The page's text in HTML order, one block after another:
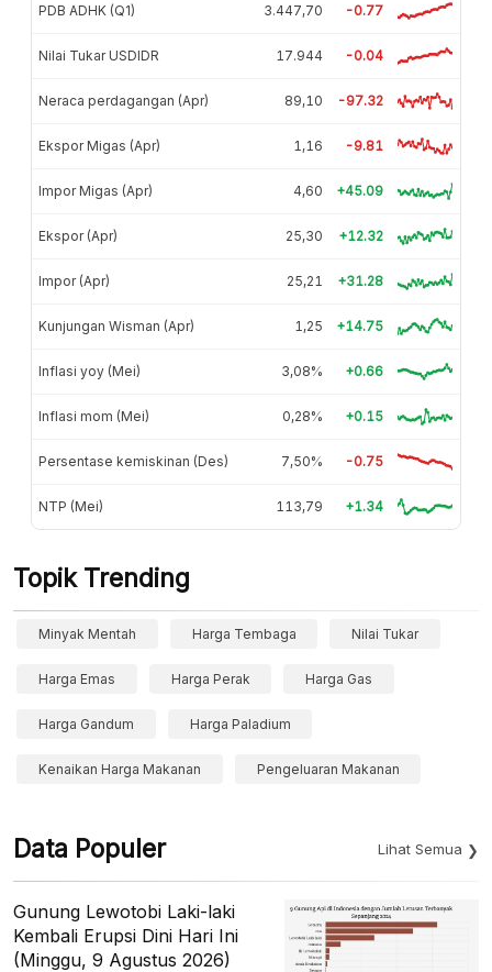
PDB ADHK (Q1) 3.447,70 -0.77
Nilai Tukar USDIDR 17.944 -0.04
Neraca perdagangan (Apr) 89,10 -97.32
Ekspor Migas (Apr) 1,16 -9.81
Impor Migas (Apr) 4,60 +45.09
Ekspor (Apr) 25,30 +12.32
Impor (Apr) 25,21 +31.28
Kunjungan Wisman (Apr) 1,25 +14.75
Inflasi yoy (Mei) 3,08% +0.66
Inflasi mom (Mei) 0,28% +0.15
Persentase kemiskinan (Des) 7,50% -0.75
NTP (Mei) 113,79 +1.34
Topik Trending
Minyak Mentah Harga Tembaga Nilai Tukar
Harga Emas Harga Perak Harga Gas
Harga Gandum Harga Paladium
Kenaikan Harga Makanan Pengeluaran Makanan
Data Populer Lihat Semua
Gunung Lewotobi Laki-laki
Kembali Erupsi Dini Hari Ini
(Minggu, 9 Agustus 2026)